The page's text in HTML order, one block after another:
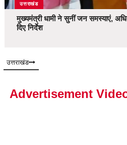
उत्तराखंड
मुख्यमंत्री धामी ने सुनीं जन समस्याएं,
दिए निर्देश
उत्तराखंड
Advertisement